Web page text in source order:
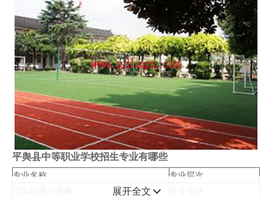
平舆县中等职业学校招生专业有哪些
专业名称
专业层次
展开全文